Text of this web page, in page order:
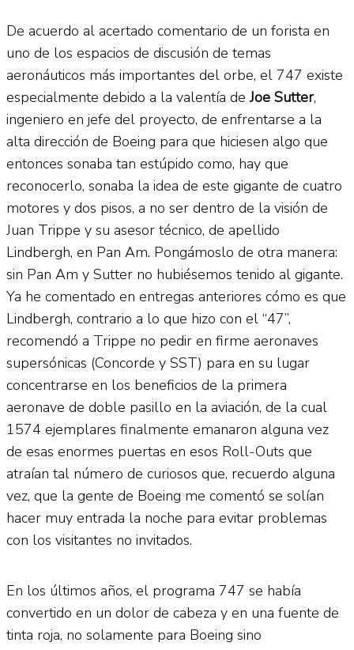
De acuerdo al acertado comentario de un forista en
uno de los espacios de discusión de temas
aeronáuticos más importantes del orbe, el 747 existe
especialmente debido a la valentía deJoe Sutter,
ingeniero en jefe del proyecto, de enfrentarse a la
alta dirección de Boeing para que hiciesen algo que
entonces sonaba tan estúpido como, hay que
reconocerlo, sonaba la idea de este gigante de cuatro
motores y dos pisos, a no ser dentro de la visión de
Juan Trippe y su asesor técnico, de apellido
Lindbergh, en Pan Am. Pongámoslo de otra manera:
sin Pan Am y Sutter no hubiésemos tenido al gigante.
Ya he comentado en entregas anteriores cómo es que
Lindbergh, contrario a lo que hizo con el “47”,
recomendó a Trippe no pedir en firme aeronaves
supersónicas (Concorde y SST) para en su lugar
concentrarse en los beneficios de la primera
aeronave de doble pasillo en la aviación, de la cual
1574 ejemplares finalmente emanaron alguna vez
de esas enormes puertas en esos Roll-Outs que
atraían tal número de curiosos que, recuerdo alguna
vez, que la gente de Boeing me comentó se solían
hacer muy entrada la noche para evitar problemas
con los visitantes no invitados.
En los últimos años, el programa 747 se había
convertido en un dolor de cabeza y en una fuente de
tinta roja, no solamente para Boeing sino